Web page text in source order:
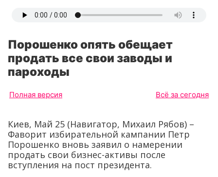
Порошенко опять обещает
продать все свои заводы и
пароходы
Полная версия Всё за сегодня
Киев, Май 25 (Навигатор, Михаил Рябов) –
Фаворит избирательной кампании Петр
Порошенко вновь заявил о намерении
продать свои бизнес-активы после
вступления на пост президента.